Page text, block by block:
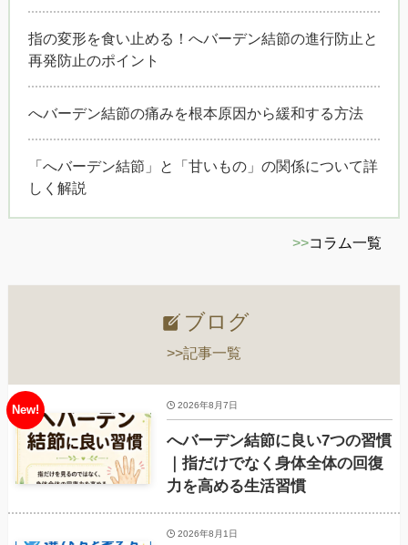
指の変形を食い止める！へバーデン結節の進行防止と
再発防止のポイント
へバーデン結節の痛みを根本原因から緩和する方法
「へバーデン結節」と「甘いもの」の関係について詳
しく解説
>>コラム一覧
ブログ
>>記事一覧
へバーデン結節に良い7つの習慣
｜指だけでなく身体全体の回復
力を高める生活習慣
2026年8月7日
2026年8月1日